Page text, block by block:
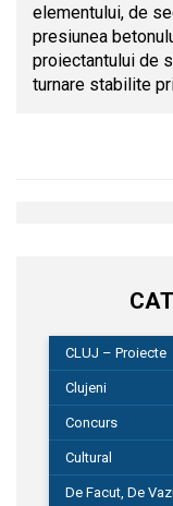
elementului, de
presiunea
proiectantului de
turnare stabilite
CLUJ – Proiecte
Clujeni
Concurs
Cultural
De Facut, De